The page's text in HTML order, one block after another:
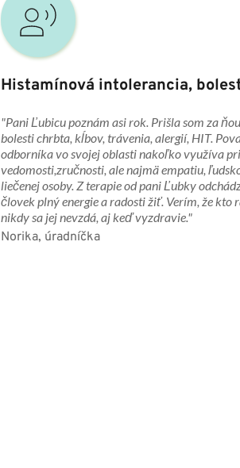
Histamínová intolerancia,
"Pani Ľubicu poznám asi rok. Prišla som za
bolesti chrbta, kĺbov, trávenia, alergií, HIT.
odborníka vo svojej oblasti nakoľko využíva
vedomosti,zručnosti, ale najmä empatiu,
liečenej osoby. Z terapie od pani Ľubky
človek plný energie a radosti žiť. Verím, že kto
nikdy sa jej nevzdá, aj keď vyzdravie."
Norika, úradníčka